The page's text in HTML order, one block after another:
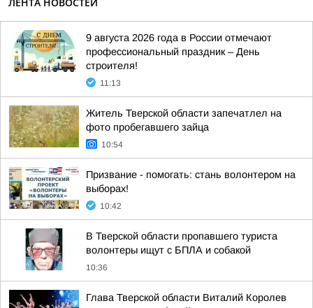
9 августа 2026 года в России отмечают
профессиональный праздник – День
строителя!
11:13
Житель Тверской области запечатлел на
фото пробегавшего зайца
10:54
Призвание - помогать: стань волонтером на
выборах!
10:42
В Тверской области пропавшего туриста
волонтеры ищут с БПЛА и собакой
10:36
Глава Тверской области Виталий Королев